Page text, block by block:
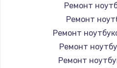
Ремонт
Ремонт
Ремонт
Ремонт
Ремонт